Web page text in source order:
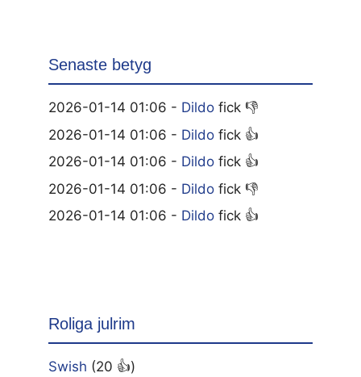
Senaste betyg
2026-01-14 01:06 - Dildo fick 👎
2026-01-14 01:06 - Dildo fick 👍
2026-01-14 01:06 - Dildo fick 👍
2026-01-14 01:06 - Dildo fick 👎
2026-01-14 01:06 - Dildo fick 👍
Roliga julrim
Swish (20 👍)